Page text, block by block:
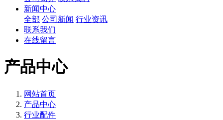
新闻中心
全部 公司新闻 行业资讯
联系我们
在线留言
产品中心
网站首页
产品中心
行业配件